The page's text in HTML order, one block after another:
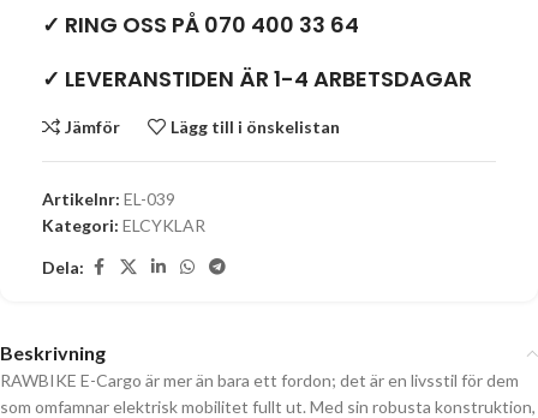
✓ RING OSS PÅ 070 400 33 64
✓ LEVERANSTIDEN ÄR 1-4 ARBETSDAGAR
Jämför Lägg till i önskelistan
Artikelnr: EL-039
Kategori: ELCYKLAR
Dela:
Beskrivning
RAWBIKE E-Cargo är mer än bara ett fordon; det är en livsstil för dem
som omfamnar elektrisk mobilitet fullt ut. Med sin robusta konstruktion,